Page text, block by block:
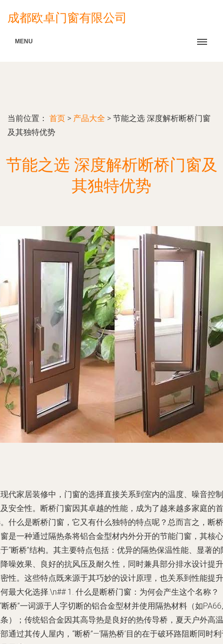
成都欧卓门窗有限公司
MENU
当前位置： 首页 > 产品大全 > 节能之选 深度解析断桥门窗
及其独特优势
节能之选 深度解析断桥门窗及
其独特优势
代家居装修中，门窗的选择直接关系到室内的温度、噪音控制
安全性。断桥门窗因其卓越的性能，成为了越来越多家庭的首
什么是断桥门窗，它又有什么独特的特点呢？总而言之，断桥
是一种通过隔热条将铝合金型材内外分开的节能门窗，其核心
“断桥”结构。其主要特点包括：优异的隔热保温性能、显著的
噪效果、良好的抗风压及耐久性，同时兼具部分排水设计提升
性。这些特点既来源于其巧妙的设计原理，也关系到性能提升
最大化选择.\n## 1. 什么是断桥门窗：为何会产生这个名称？
断桥”一词源于人字切断的铝合金型材并使用隔热材料（如
）；传统铝合金因其高导热是良好的热传导桥，夏天户外高温
通过其传人屋内，“断桥”—‘隔热桥’目的在于破环路阻断同时